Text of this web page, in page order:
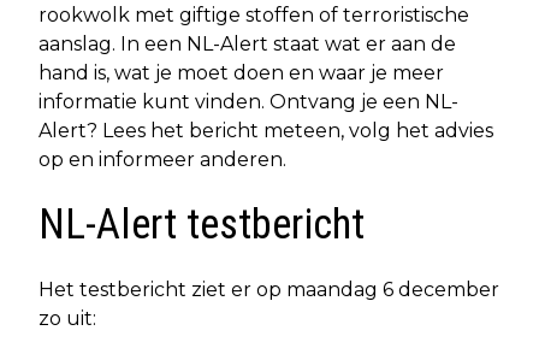
rookwolk met giftige stoffen of terroristische
aanslag. In een NL-Alert staat wat er aan de
hand is, wat je moet doen en waar je meer
informatie kunt vinden. Ontvang je een NL-
Alert? Lees het bericht meteen, volg het advies
op en informeer anderen.
NL-Alert testbericht
Het testbericht ziet er op maandag 6 december
zo uit: